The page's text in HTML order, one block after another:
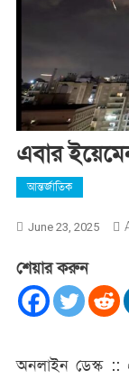
এবার
আন্তর্জাতিক
June 23, 2025
শেয়ার করুন
অনলাইন ডেস্ক ::